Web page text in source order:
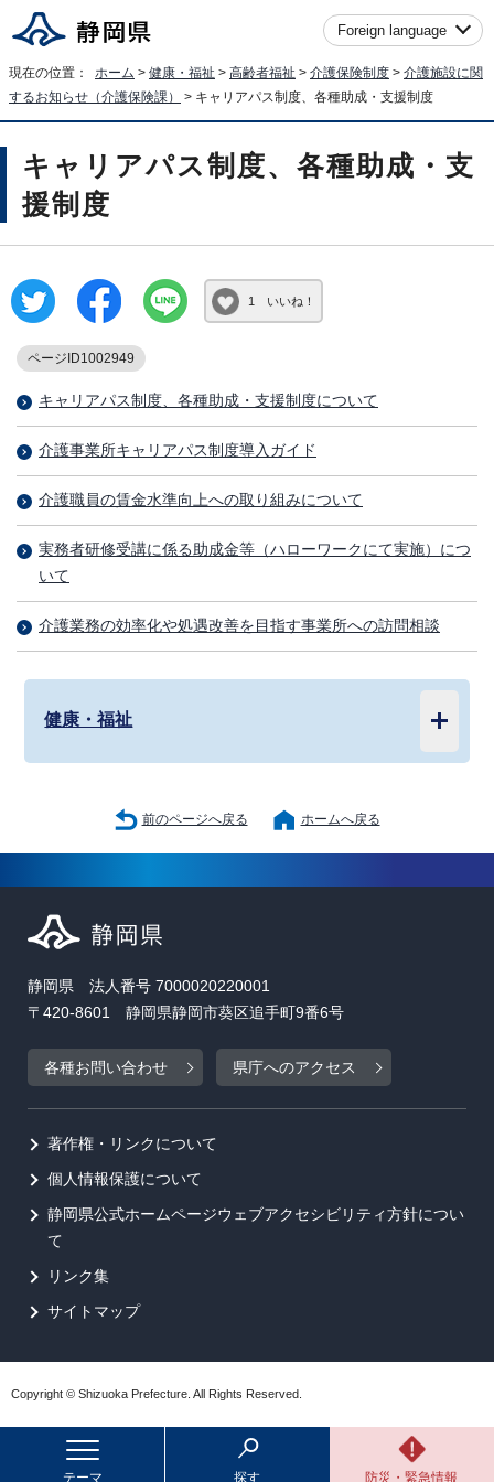
Foreign language
現在の位置： ホーム > 健康・福祉 > 高齢者福祉 > 介護保険制度 > 介護施設に関
するお知らせ（介護保険課）
> キャリアパス制度、各種助成・支援制度
キャリアパス制度、各種助成・支
援制度
1 いいね！
ページID1002949
キャリアパス制度、各種助成・支援制度について
介護事業所キャリアパス制度導入ガイド
介護職員の賃金水準向上への取り組みについて
実務者研修受講に係る助成金等（ハローワークにて実施）につ
いて
介護業務の効率化や処遇改善を目指す事業所への訪問相談
健康・福祉
前のページへ戻る ホームへ戻る
テーマ 探す 防災・緊急情報
静岡県 法人番号 7000020220001
〒420-8601 静岡県静岡市葵区追手町9番6号
各種お問い合わせ 県庁へのアクセス
著作権・リンクについて
個人情報保護について
静岡県公式ホームページウェブアクセシビリティ方針につい
て
リンク集
サイトマップ
Copyright © Shizuoka Prefecture. All Rights Reserved.